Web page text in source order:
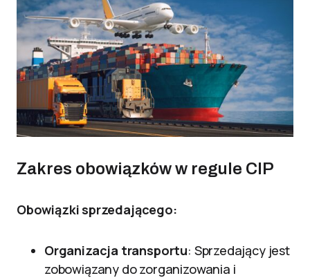
Zakres obowiązków w regule CIP
Obowiązki sprzedającego:
Organizacja transportu: Sprzedający jest
zobowiązany do zorganizowania i